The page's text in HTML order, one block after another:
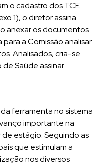
o cadastro dos TCE
1), o diretor assina
anexar os documentos
para a Comissão analisar
Analisados, cria-se
Saúde assinar.
ferramenta no sistema
importante na
estágio. Seguindo as
que estimulam a
nos diversos